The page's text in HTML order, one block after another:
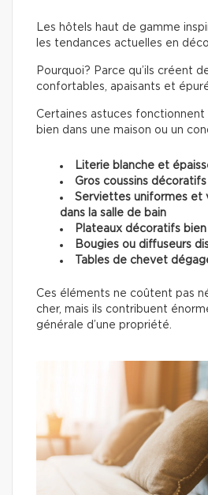
Les hôtels haut de gamme
les tendances actuelles en
Pourquoi? Parce qu’ils créent
confortables, apaisants et
Certaines astuces
bien dans une maison ou un
Literie blanche et
Gros coussins décoratifs
Serviettes uniformes et
dans la salle de bain
Plateaux décoratifs
Bougies ou diffuseurs
Tables de chevet
Ces éléments ne coûtent pas
cher, mais ils contribuent
générale d’une propriété.